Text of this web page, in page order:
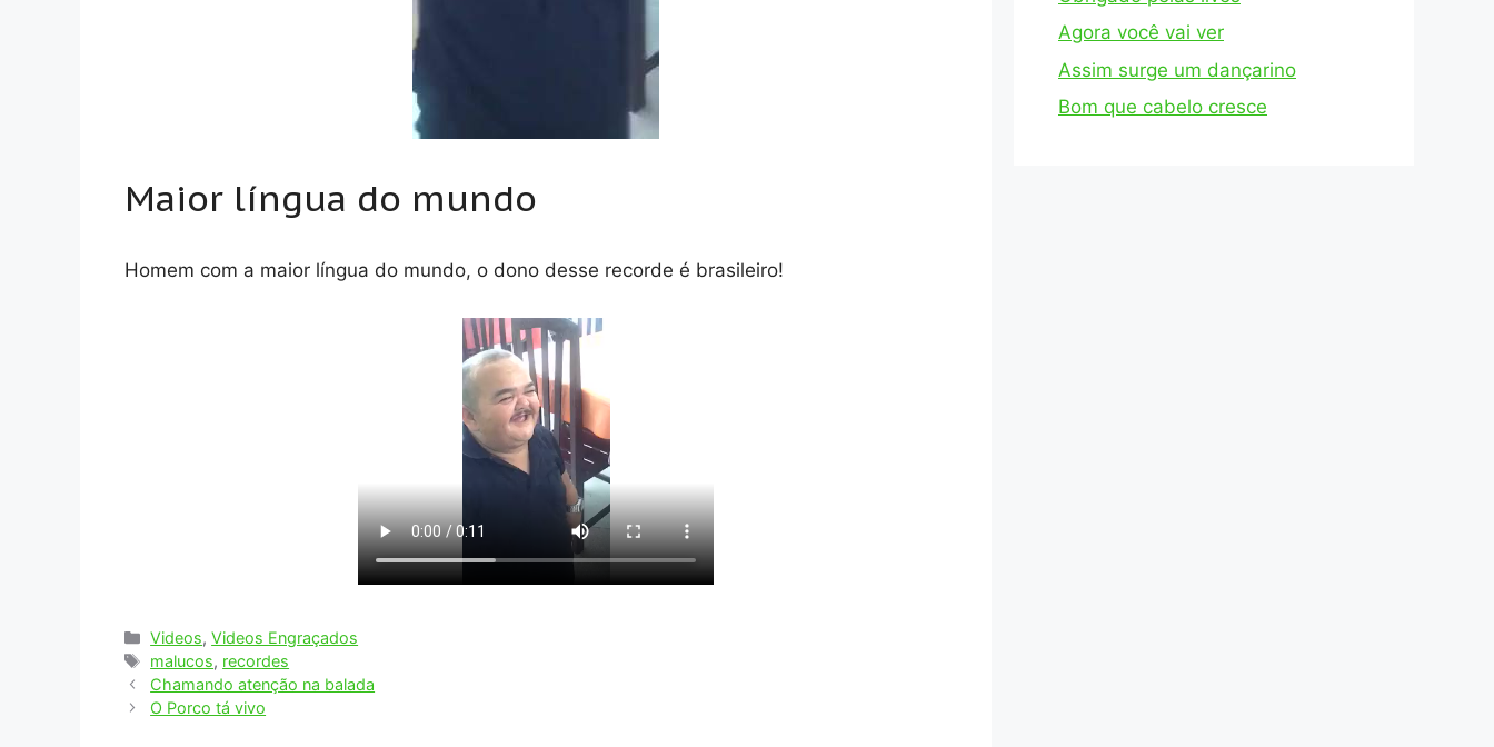
Maior língua do mundo
Homem com a maior língua do mundo, o dono desse recorde é brasileiro!
Categorias
Videos,Videos Engraçados
Tags
malucos, recordes
Chamando atenção na balada
O Porco tá vivo
Agora você vai ver
Assim surge um dançarino
Bom que cabelo cresce